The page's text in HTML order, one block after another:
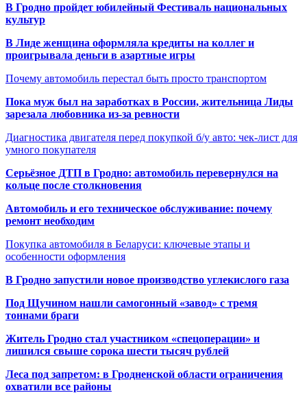
В Гродно пройдет юбилейный Фестиваль национальных
культур
В Лиде женщина оформляла кредиты на коллег и
проигрывала деньги в азартные игры
Почему автомобиль перестал быть просто транспортом
Пока муж был на заработках в России, жительница Лиды
зарезала любовника из-за ревности
Диагностика двигателя перед покупкой б/у авто: чек-лист для
умного покупателя
Серьёзное ДТП в Гродно: автомобиль перевернулся на
кольце после столкновения
Автомобиль и его техническое обслуживание: почему
ремонт необходим
Покупка автомобиля в Беларуси: ключевые этапы и
особенности оформления
В Гродно запустили новое производство углекислого газа
Под Щучином нашли самогонный «завод» с тремя
тоннами браги
Житель Гродно стал участником «спецоперации» и
лишился свыше сорока шести тысяч рублей
Леса под запретом: в Гродненской области ограничения
охватили все районы